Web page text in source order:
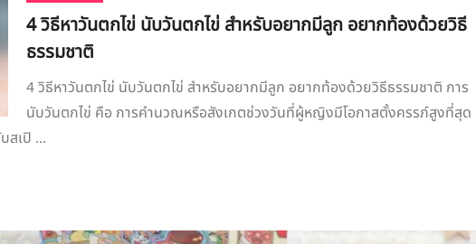
4 วิธีหาวันตกไข่ นับวันตกไข่ สำหรับอยากมีลูก อยากท้องด้วยวิธี
ธรรมชาติ
4 วิธีหาวันตกไข่ นับวันตกไข่ สำหรับอยากมีลูก อยากท้องด้วยวิธีธรรมชาติ การ
นับวันตกไข่ คือ การคำนวณหรือสังเกตช่วงวันที่ผู้หญิงมีโอกาสตั้งครรภ์สูงที่สุด
สเปิ ...